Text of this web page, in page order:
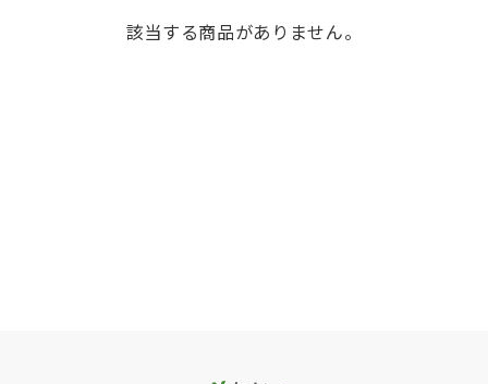
該当する商品がありません。